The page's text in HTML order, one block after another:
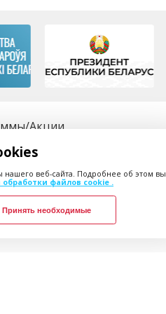
веб-сайта. Подробнее об этом вы
файлов cookie .
Принять необходимые
Акции
статьи